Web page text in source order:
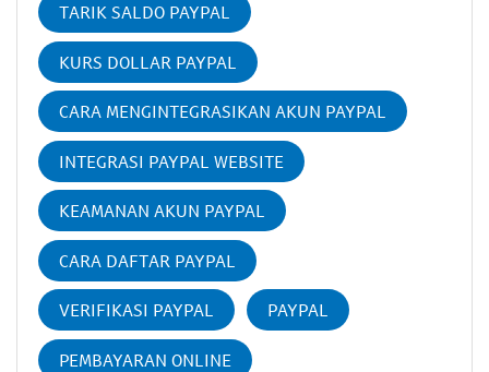
TARIK SALDO PAYPAL
KURS DOLLAR PAYPAL
CARA MENGINTEGRASIKAN AKUN PAYPAL
INTEGRASI PAYPAL WEBSITE
KEAMANAN AKUN PAYPAL
CARA DAFTAR PAYPAL
VERIFIKASI PAYPAL PAYPAL
PEMBAYARAN ONLINE